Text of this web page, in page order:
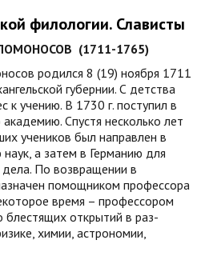
филологии. Слависты
(1711-1765)
родился 8 (19) ноября 1711
губернии. С детства
к учению. В 1730 г. поступил в
Спустя несколько лет
учеников был направлен в
а затем в Германию для
дела. По возвращении в
помощником профессора
время – профессором
блестящих открытий в раз­
химии, астрономии,